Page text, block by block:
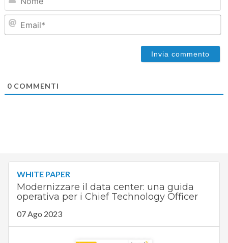
0COMMENTI
WHITE PAPER
Modernizzare il data center: una guida
operativa per i Chief Technology Officer
07 Ago 2023